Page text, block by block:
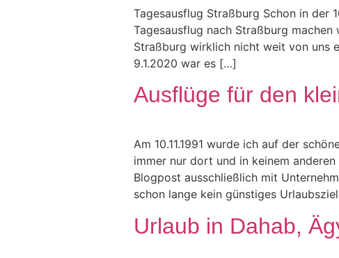
Tagesausflug Straßburg Schon in der
Tagesausflug nach Straßburg
Straßburg wirklich nicht weit von uns
9.1.2020 war es […]
Ausflüge für den
Am 10.11.1991 wurde ich auf der
immer nur dort und in keinem
Blogpost ausschließlich mit
schon lange kein günstiges
Urlaub in Dahab,